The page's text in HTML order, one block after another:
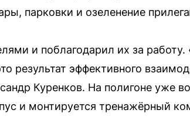
парковки и озеленение
и поблагодарил их за работу.
результат эффективного
Куренков. На полигоне уже
и монтируется тренажёрный